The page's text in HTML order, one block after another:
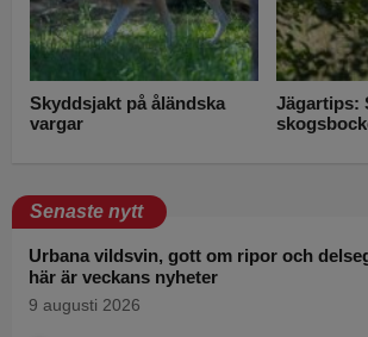
Skyddsjakt på åländska
vargar
Jägartips:
Senaste nytt
Urbana vildsvin, gott om ripor och
här är veckans nyheter
9 augusti 2026